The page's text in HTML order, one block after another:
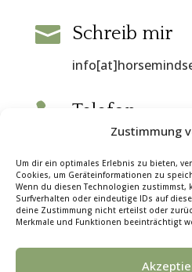
Zustimmung
Um dir ein optimales Erlebnis zu bieten,
Cookies, um Geräteinformationen zu
Wenn du diesen Technologien zustimmst,
Surfverhalten oder eindeutige IDs auf
deine Zustimmung nicht erteilst oder
Merkmale und Funktionen beeinträchtigt
 Schreib mir
 Telefon